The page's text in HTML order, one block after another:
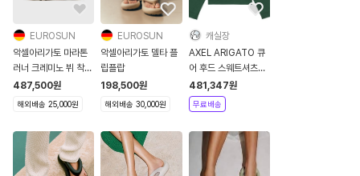
EUROSUN
악셀아리가토 마라톤
러너 크레미노 뷔 착용
운동화
487,500원
해외배송 25,000원
EUROSUN
악셀아리가토 델타 플
립플랍
198,500원
해외배송 30,000원
캐실장
AXEL ARIGATO 큐
어 후드 스웨트셔츠
GAT85355GEES2AAA00
481,347원
무료배송